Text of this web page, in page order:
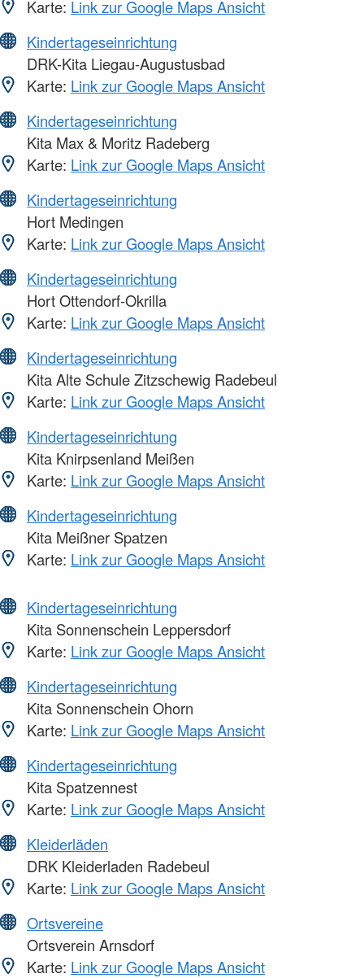
Karte: Link zur Google Maps Ansicht
Kindertageseinrichtung
DRK-Kita Liegau-Augustusbad
Karte: Link zur Google Maps Ansicht
Kindertageseinrichtung
Kita Max & Moritz Radeberg
Karte: Link zur Google Maps Ansicht
Kindertageseinrichtung
Hort Medingen
Karte: Link zur Google Maps Ansicht
Kindertageseinrichtung
Hort Ottendorf-Okrilla
Karte: Link zur Google Maps Ansicht
Kindertageseinrichtung
Kita Alte Schule Zitzschewig Radebeul
Karte: Link zur Google Maps Ansicht
Kindertageseinrichtung
Kita Knirpsenland Meißen
Karte: Link zur Google Maps Ansicht
Kindertageseinrichtung
Kita Meißner Spatzen
Karte: Link zur Google Maps Ansicht
Kindertageseinrichtung
Kita Sonnenschein Leppersdorf
Karte: Link zur Google Maps Ansicht
Kindertageseinrichtung
Kita Sonnenschein Ohorn
Karte: Link zur Google Maps Ansicht
Kindertageseinrichtung
Kita Spatzennest
Karte: Link zur Google Maps Ansicht
Kleiderläden
DRK Kleiderladen Radebeul
Karte: Link zur Google Maps Ansicht
Ortsvereine
Ortsverein Arnsdorf
Karte: Link zur Google Maps Ansicht